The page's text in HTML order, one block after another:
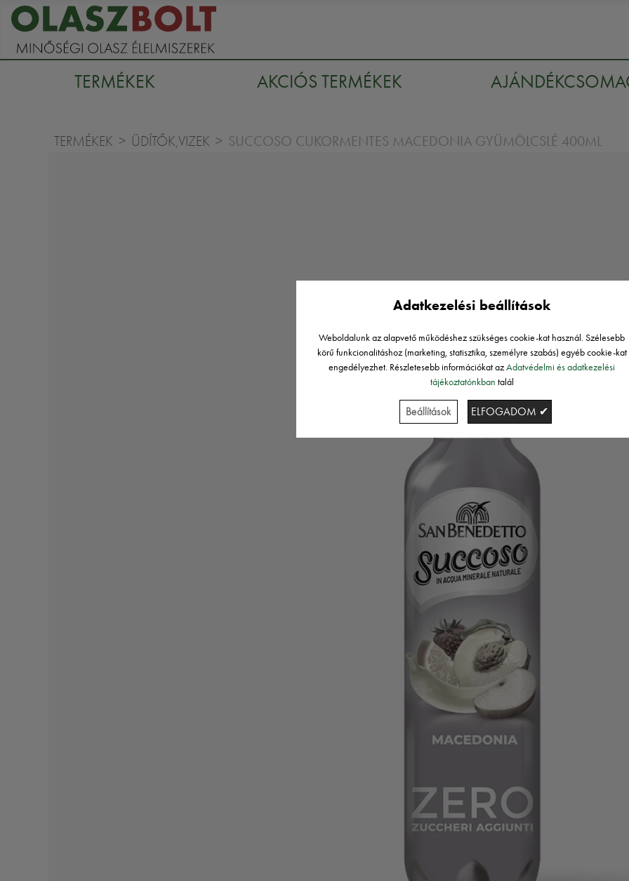
TERMÉKEK AKCIÓS TERMÉKEK
TERMÉKEK ÜDÍTŐK,VIZEK SUCCOSO CUKORMENTES MACEDONIA GYÜMÖLCSLÉ 400ML
Adatkezelési beállítások
Weboldalunk az alapvető működéshez szükséges cookie-kat használ. Szélesebb
körű funkcionalitáshoz (marketing, statisztika, személyre szabás) egyéb cookie-kat
engedélyezhet. Részletesebb információkat azAdatvédelmi és adatkezelési
tájékoztatónkban talál
Beállítások ELFOGADOM ✔